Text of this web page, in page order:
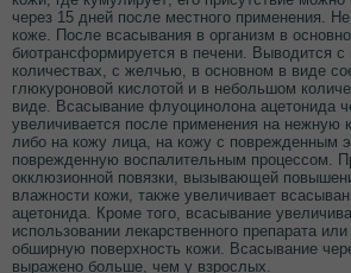
через 15 дней после местного применения.
коже. После всасывания в организм в
биотрансформируется в печени. Выводится
количествах, с желчью, в основном в виде
глюкуроновой кислотой и в небольшом
виде. Всасывание флуоцинолона ацетонида
увеличивается после применения на нежную
либо на кожу лица, на кожу с поврежденным
поврежденную воспалительным процессом.
окклюзионной повязки, вызывающей
влажности кожи, также увеличивает
ацетонида. Кроме того, всасывание
использовании лекарственного препарата
обширную поверхность кожи. Всасывание
выражено больше, чем у взрослых.